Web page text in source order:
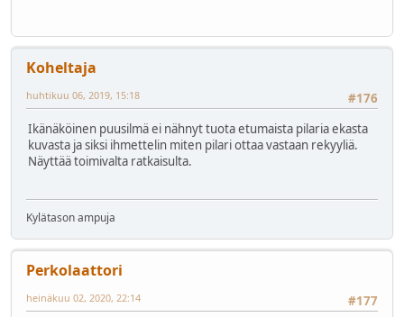
Koheltaja
#176
huhtikuu 06, 2019, 15:18
Ikänäköinen puusilmä ei nähnyt tuota etumaista pilaria ekasta
kuvasta ja siksi ihmettelin miten pilari ottaa vastaan rekyyliä.
Näyttää toimivalta ratkaisulta.
Kylätason ampuja
Perkolaattori
#177
heinäkuu 02, 2020, 22:14